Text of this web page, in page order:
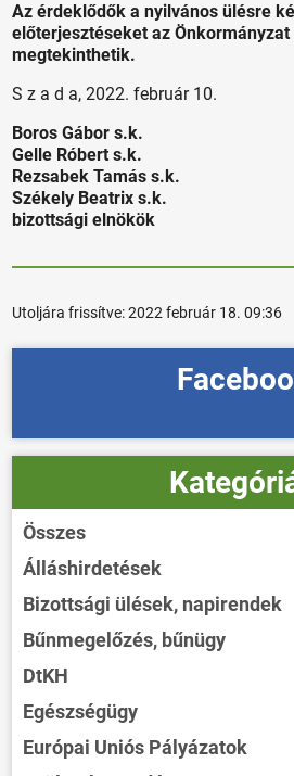
Az érdeklődők a nyilvános ülésre
előterjesztéseket az
megtekinthetik.
S z a d a, 2022. február 10.
Boros Gábor s.k.
Gelle Róbert s.k.
Rezsabek Tamás s.k.
Székely Beatrix s.k.
bizottsági elnökök
Utoljára frissítve:2022 február 18. 09:36
Összes
Álláshirdetések
Bizottsági ülések, napirendek
Bűnmegelőzés, bűnügy
DtKH
Egészségügy
Európai Uniós Pályázatok